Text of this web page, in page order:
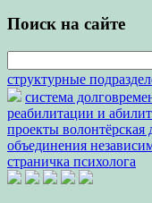
Поиск на сайте
структурные
система
реабилитации и
проекты волонтёрская
объединения
страничка психолога